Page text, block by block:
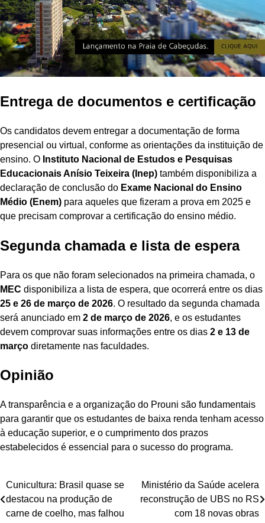
Entrega de documentos e certificação
Os candidatos devem entregar a documentação de forma
presencial ou virtual, conforme as orientações da instituição de
ensino. O Instituto Nacional de Estudos e Pesquisas
Educacionais Anísio Teixeira (Inep) também disponibiliza a
declaração de conclusão do Exame Nacional do Ensino
Médio (Enem) para aqueles que fizeram a prova em 2025 e
que precisam comprovar a certificação do ensino médio.
Segunda chamada e lista de espera
Para os que não foram selecionados na primeira chamada, o
MEC disponibiliza a lista de espera, que ocorrerá entre os dias
25 e 26 de março de 2026. O resultado da segunda chamada
será anunciado em 2 de março de 2026, e os estudantes
devem comprovar suas informações entre os dias 2 e 13 de
março diretamente nas faculdades.
Opinião
A transparência e a organização do Prouni são fundamentais
para garantir que os estudantes de baixa renda tenham acesso
à educação superior, e o cumprimento dos prazos
estabelecidos é essencial para o sucesso do programa.
Navegação
de
Cunicultura: Brasil quase se
destacou na produção de
carne de coelho, mas falhou
Ministério da Saúde acelera
reconstrução de UBS no RS
com 18 novas obras